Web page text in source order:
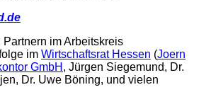
im Arbeitskreis
im Wirtschaftsrat Hessen ​ (Joern
GmbH , Jürgen Siegemund, Dr.
Dr. Uwe Böning, und vielen